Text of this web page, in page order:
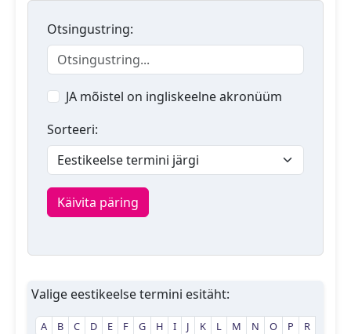
Otsingustring:
JA mõistel on ingliskeelne akronüüm
Sorteeri:
Käivita päring
Valige eestikeelse termini esitäht:
A B C D E F G H I J K L M N O P
R